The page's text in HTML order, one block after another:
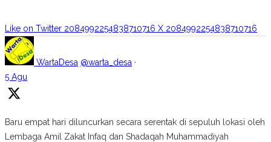
Like on Twitter 2084992254838710716 X 2084992254838710716
WartaDesa @warta_desa ·
5 Agu
Baru empat hari diluncurkan secara serentak di sepuluh lokasi oleh
Lembaga Amil Zakat Infaq dan Shadaqah Muhammadiyah